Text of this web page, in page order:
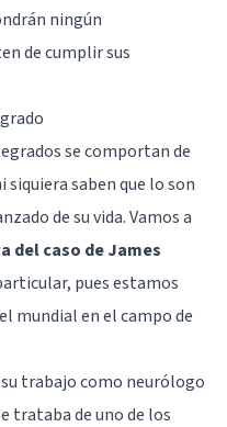
ningún
de cumplir sus
se comportan de
saben que lo son
de su vida. Vamos a
del caso de James
pues estamos
mundial en el campo de
trabajo como neurólogo
trataba de uno de los